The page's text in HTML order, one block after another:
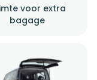
voor extra
bagage